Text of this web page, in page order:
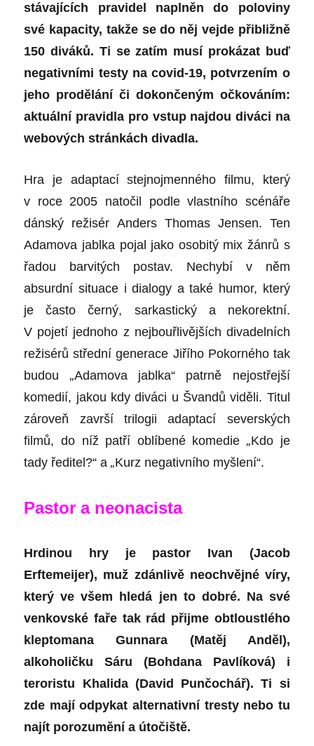
stávajících pravidel naplněn do poloviny
své kapacity, takže se do něj vejde přibližně
150 diváků. Ti se zatím musí prokázat buď
negativními testy na covid-19, potvrzením o
jeho prodělání či dokončeným očkováním:
aktuální pravidla pro vstup najdou diváci na
webových stránkách divadla.
Hra je adaptací stejnojmenného filmu, který
v roce 2005 natočil podle vlastního scénáře
dánský režisér Anders Thomas Jensen. Ten
Adamova jablka pojal jako osobitý mix žánrů s
řadou barvitých postav. Nechybí v něm
absurdní situace i dialogy a také humor, který
je často černý, sarkastický a nekorektní.
V pojetí jednoho z nejbouřlivějších divadelních
režisérů střední generace Jiřího Pokornéhotak
budou „Adamova jablka“ patrně nejostřejší
komedií, jakou kdy diváci u Švandů viděli. Titul
zároveň završí trilogii adaptací severských
filmů, do níž patří oblíbené komedie „Kdo je
tady ředitel?“a„Kurz negativního myšlení“.
Pastor a neonacista
Hrdinou hry je pastor Ivan (Jacob
Erftemeijer), muž zdánlivě neochvějné víry,
který ve všem hledá jen to dobré. Na své
venkovské faře tak rád přijme obtloustlého
kleptomana Gunnara (Matěj Anděl ),
alkoholičku Sáru (Bohdana Pavlíková) i
teroristu Khalida (David Punčochář). Ti si
zde mají odpykat alternativní tresty nebo tu
najít porozumění a útočiště.